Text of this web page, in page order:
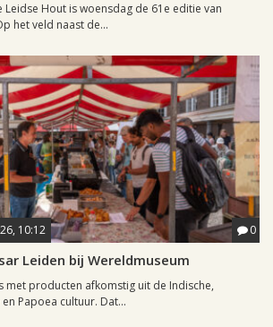
Leidse Hout is woensdag de 61e editie van
het veld naast de...
10:12 0
Leiden bij Wereldmuseum
met producten afkomstig uit de Indische,
Papoea cultuur. Dat...